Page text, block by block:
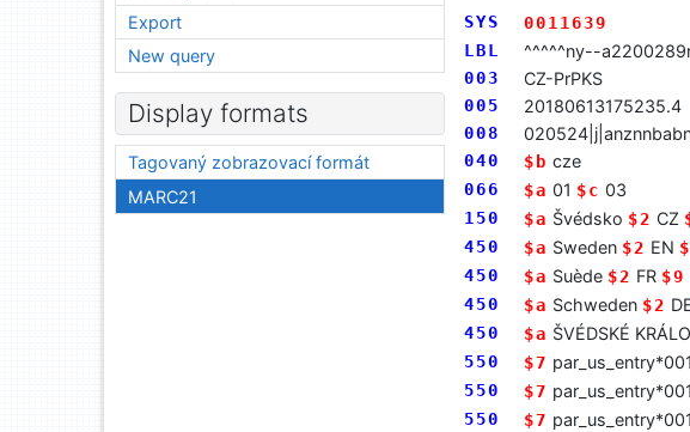
SYS
0011639
LBL
^^^^^ny--
003 CZ-PrPKS
005 20180613175235.4
008
040 $b cze
066 $a 01 $c 03
150 $a Švédsko $2 CZ
450 $a Sweden $2 EN
450 $a Suède $2 FR $9
450 $a Schweden $2
450 $a ŠVÉDSKÉ
550 $7
550 $7
550 $7
Export
New query
Display formats
Tagovaný zobrazovací formát
MARC21